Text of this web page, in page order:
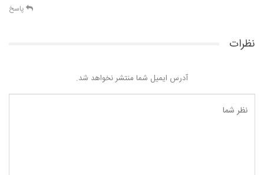
پاسخ
نظرات
آدرس ایمیل شما منتشر نخواهد شد.